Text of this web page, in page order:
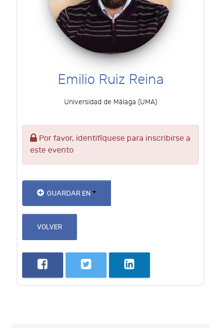
Emilio Ruiz Reina
Universidad de Málaga (UMA)
Por favor, identifíquese para inscribirse a
este evento
GUARDAR EN
VOLVER